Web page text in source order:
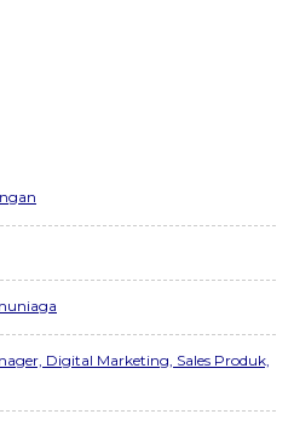
Digital Marketing, Sales Produk,